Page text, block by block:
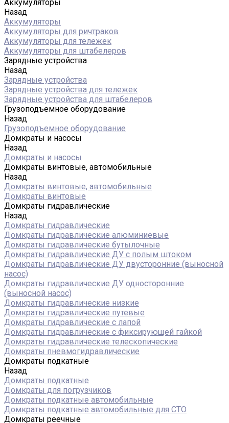
Аккумуляторы
Назад
Аккумуляторы
Аккумуляторы для ричтраков
Аккумуляторы для тележек
Аккумуляторы для штабелеров
Зарядные устройства
Назад
Зарядные устройства
Зарядные устройства для тележек
Зарядные устройства для штабелеров
Грузоподъемное оборудование
Назад
Грузоподъемное оборудование
Домкраты и насосы
Назад
Домкраты и насосы
Домкраты винтовые, автомобильные
Назад
Домкраты винтовые, автомобильные
Домкраты винтовые
Домкраты гидравлические
Назад
Домкраты гидравлические
Домкраты гидравлические алюминиевые
Домкраты гидравлические бутылочные
Домкраты гидравлические ДУ c полым штоком
Домкраты гидравлические ДУ двусторонние (выносной
насос)
Домкраты гидравлические ДУ односторонние
(выносной насос)
Домкраты гидравлические низкие
Домкраты гидравлические путевые
Домкраты гидравлические с лапой
Домкраты гидравлические с фиксирующей гайкой
Домкраты гидравлические телескопические
Домкраты пневмогидравлические
Домкраты подкатные
Назад
Домкраты подкатные
Домкраты для погрузчиков
Домкраты подкатные автомобильные
Домкраты подкатные автомобильные для СТО
Домкраты реечные